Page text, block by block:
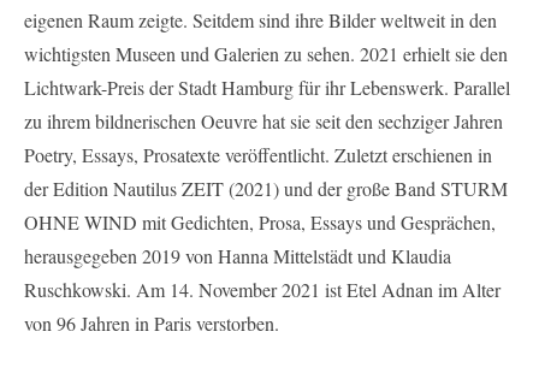
eigenen Raum zeigte. Seitdem sind ihre Bilder weltweit in den
wichtigsten Museen und Galerien zu sehen. 2021 erhielt sie den
Lichtwark-Preis der Stadt Hamburg für ihr Lebenswerk. Parallel
zu ihrem bildnerischen Oeuvre hat sie seit den sechziger Jahren
Poetry, Essays, Prosatexte veröffentlicht. Zuletzt erschienen in
der Edition Nautilus ZEIT (2021) und der große Band STURM
OHNE WIND mit Gedichten, Prosa, Essays und Gesprächen,
herausgegeben 2019 von Hanna Mittelstädt und Klaudia
Ruschkowski. Am 14. November 2021 ist Etel Adnan im Alter
von 96 Jahren in Paris verstorben.